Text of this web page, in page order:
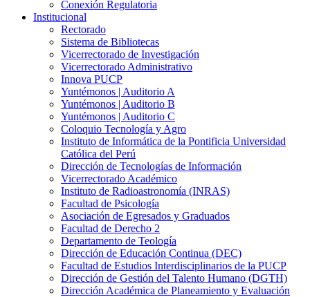
Conexión Regulatoria
Institucional
Rectorado
Sistema de Bibliotecas
Vicerrectorado de Investigación
Vicerrectorado Administrativo
Innova PUCP
Yuntémonos | Auditorio A
Yuntémonos | Auditorio B
Yuntémonos | Auditorio C
Coloquio Tecnología y Agro
Instituto de Informática de la Pontificia Universidad
Católica del Perú
Dirección de Tecnologías de Información
Vicerrectorado Académico
Instituto de Radioastronomía (INRAS)
Facultad de Psicología
Asociación de Egresados y Graduados
Facultad de Derecho 2
Departamento de Teología
Dirección de Educación Continua (DEC)
Facultad de Estudios Interdisciplinarios de la PUCP
Dirección de Gestión del Talento Humano (DGTH)
Dirección Académica de Planeamiento y Evaluación